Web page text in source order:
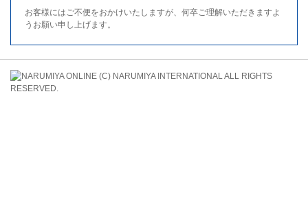
お客様にはご不便をおかけいたしますが、何卒ご理解いただきますよ
うお願い申し上げます。